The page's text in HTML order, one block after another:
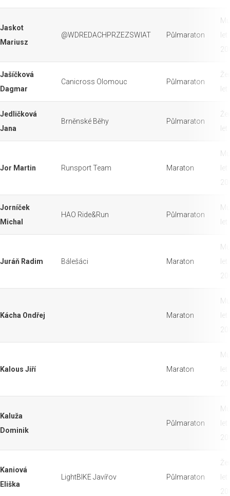
Jaskot
Mariusz
@WDREDACHPRZEZSWIAT Půlmaraton
Jašíčková
Dagmar
Canicross Olomouc Půlmaraton
Jedličková
Jana
Brněnské Běhy Půlmaraton
Jor Martin Runsport Team Maraton
Jorníček
Michal
HAO Ride&Run Půlmaraton
Juráň Radim Bálešáci Maraton
Kácha Ondřej Maraton
Kalous Jiří Maraton
Kaluža
Dominik
Půlmaraton
Kaniová
Eliška
LightBIKE Javířov Půlmaraton